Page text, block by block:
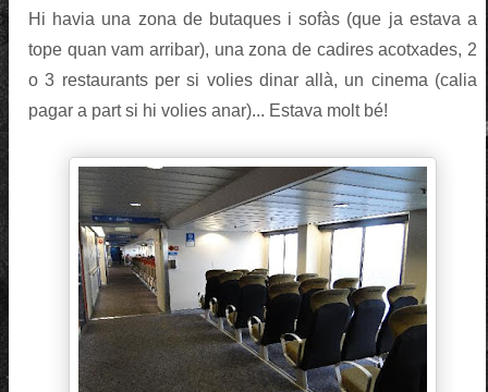
Hi havia una zona de butaques i sofàs (que ja estava a
tope quan vam arribar), una zona de cadires acotxades, 2
o 3 restaurants per si volies dinar allà, un cinema (calia
pagar a part si hi volies anar)... Estava molt bé!